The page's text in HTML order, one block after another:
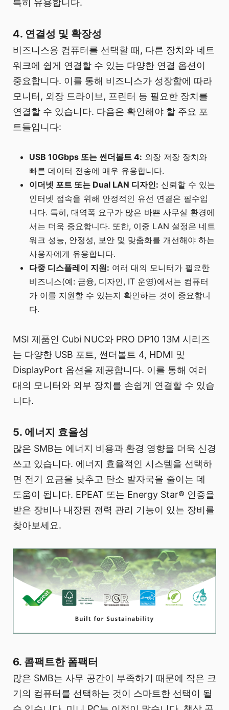
특히 유용합니다.
4. 연결성 및 확장성
비즈니스용 컴퓨터를 선택할 때, 다른 장치와 네트
워크에 쉽게 연결할 수 있는 다양한 연결 옵션이
중요합니다. 이를 통해 비즈니스가 성장함에 따라
모니터, 외장 드라이브, 프린터 등 필요한 장치를
연결할 수 있습니다. 다음은 확인해야 할 주요 포
트들입니다:
USB 10Gbps 또는 썬더볼트 4: 외장 저장 장치와
빠른 데이터 전송에 매우 유용합니다.
이더넷 포트 또는 Dual LAN 디자인: 신뢰할 수 있는
인터넷 접속을 위해 안정적인 유선 연결은 필수입
니다. 특히, 대역폭 요구가 많은 바쁜 사무실 환경에
서는 더욱 중요합니다. 또한, 이중 LAN 설정은 네트
워크 성능, 안정성, 보안 및 맞춤화를 개선해야 하는
사용자에게 유용합니다.
다중 디스플레이 지원: 여러 대의 모니터가 필요한
비즈니스(예: 금융, 디자인, IT 운영)에서는 컴퓨터
가 이를 지원할 수 있는지 확인하는 것이 중요합니
다.
MSI 제품인 Cubi NUC와 PRO DP10 13M 시리즈
는 다양한 USB 포트, 썬더볼트 4, HDMI 및
DisplayPort 옵션을 제공합니다. 이를 통해 여러
대의 모니터와 외부 장치를 손쉽게 연결할 수 있습
니다.
5. 에너지 효율성
많은 SMB는 에너지 비용과 환경 영향을 더욱 신경
쓰고 있습니다. 에너지 효율적인 시스템을 선택하
면 전기 요금을 낮추고 탄소 발자국을 줄이는 데
도움이 됩니다. EPEAT 또는 Energy Star® 인증을
받은 장비나 내장된 전력 관리 기능이 있는 장비를
찾아보세요.
6. 콤팩트한 폼팩터
많은 SMB는 사무 공간이 부족하기 때문에 작은 크
기의 컴퓨터를 선택하는 것이 스마트한 선택이 될